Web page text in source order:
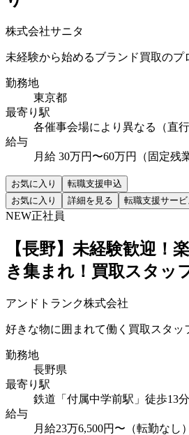
株式会社サニタ
未経験から始めるブランド買取のプ
勤務地
東京都
最寄り駅
各催事会場により異なる（直行
給与
月給 30万円〜60万円（固定残
お気に入り
転職支援申込
お気に入り
詳細を見る 転職支援サー
NEW正社員
【長野】未経験歓迎！
き集まれ！買取スタッ
アンドトランク株式会社
好きな物に囲まれて働く買取スタッ
勤務地
長野県
最寄り駅
鉄道「付属中学前駅」徒歩13分
給与
月給23万6,500円〜（転勤なし